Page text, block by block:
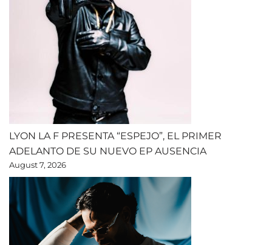
LYON LA F PRESENTA “ESPEJO”, EL PRIMER
ADELANTO DE SU NUEVO EP AUSENCIA
August 7, 2026